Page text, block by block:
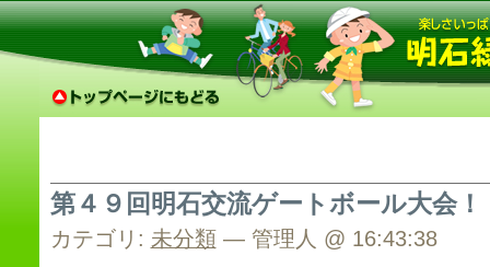
第４９回明石交流ゲートボール大会！
カテゴリ: 未分類— 管理人 @ 16:43:38